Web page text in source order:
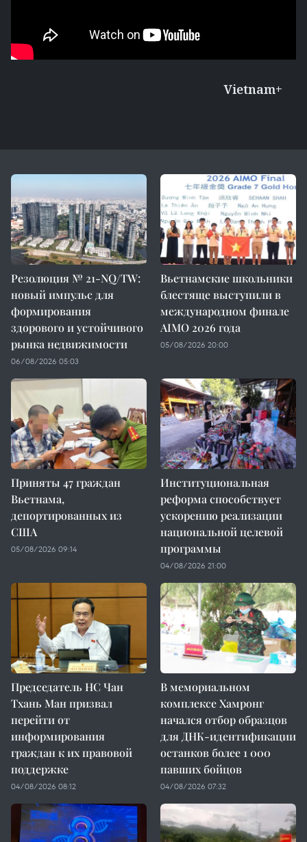
Vietnam+
Резолюция № 21-NQ/TW:
новый импульс для
формирования
здорового и устойчивого
рынка недвижимости
06/08/2026 05:03
Вьетнамские школьники
блестяще выступили в
международном финале
AIMO 2026 года
05/08/2026 20:00
Приняты 47 граждан
Вьетнама,
депортированных из
США
05/08/2026 09:14
Институциональная
реформа способствует
ускорению реализации
национальной целевой
программы
04/08/2026 21:00
Председатель НС Чан
Тхань Ман призвал
перейти от
информирования
граждан к их правовой
поддержке
04/08/2026 08:12
В мемориальном
комплексе Хамронг
начался отбор образцов
для ДНК-идентификации
останков более 1 000
павших бойцов
04/08/2026 07:32